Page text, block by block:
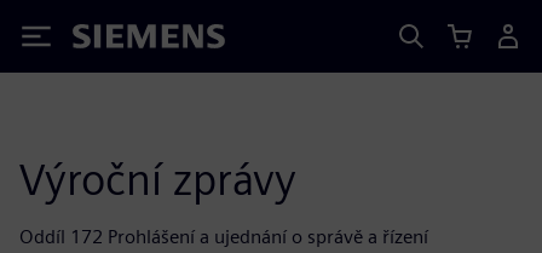
Siemens
Výroční zprávy
Oddíl 172 Prohlášení a ujednání o správě a řízení